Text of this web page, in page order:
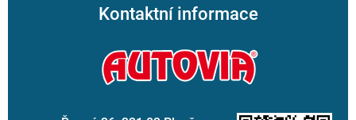
Kontaktní informace